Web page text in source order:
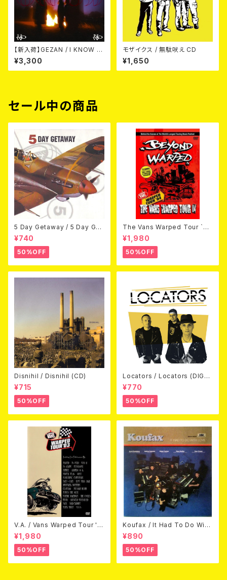
【新入荷】GEZAN / I KNOW H
OW NOW (CD)
¥3,300
モザイクス / 無駄吠え CD
¥1,650
セール中の商品
5 Day Getaway / 5 Day Get
away (CDEP)
¥740
50%OFF
The Vans Warped Tour `04
Beyond Warped (国内盤DV
D)
¥1,980
50%OFF
Disnihil / Disnihil (CD)
¥715
50%OFF
Locators / Locators (DIGPA
CK CD)
¥770
50%OFF
V.A. / Vans Warped Tour '0
3 (DVD)
¥1,980
50%OFF
Koufax / It Had To Do With
Love (CD)
¥890
50%OFF